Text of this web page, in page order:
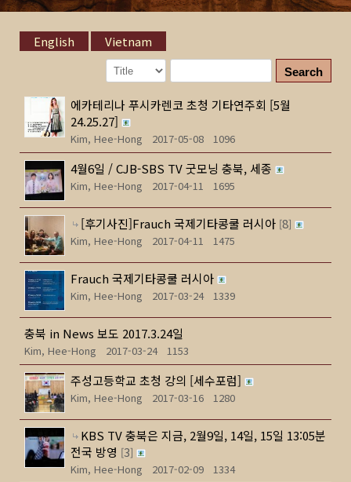
English Vietnam
Search
에카테리나 푸시카렌코 초청 기타연주회 [5월
24.25.27]
Kim, Hee-Hong 2017-05-08 1096
4월6일 / CJB-SBS TV 굿모닝 충북, 세종
Kim, Hee-Hong 2017-04-11 1695
[후기사진]Frauch 국제기타콩쿨 러시아 [8]
Kim, Hee-Hong
2017-04-11 1475
Frauch 국제기타콩쿨 러시아
Kim, Hee-Hong 2017-03-24 1339
충북 in News 보도 2017.3.24일
Kim, Hee-Hong 2017-03-24 1153
주성고등학교 초청 강의 [세수포럼]
Kim, Hee-Hong 2017-03-16 1280
KBS TV 충북은 지금, 2월9일, 14일, 15일 13:05분
전국 방영 [3]
Kim, Hee-Hong
2017-02-09 1334